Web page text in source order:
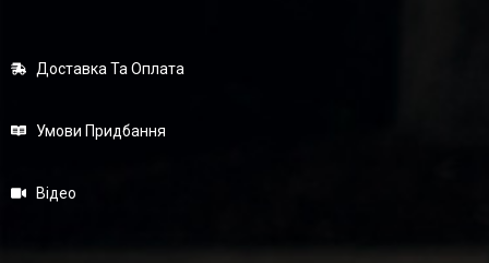
Доставка Та Оплата
Умови Придбання
Відео